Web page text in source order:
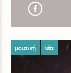
μουσική νέα